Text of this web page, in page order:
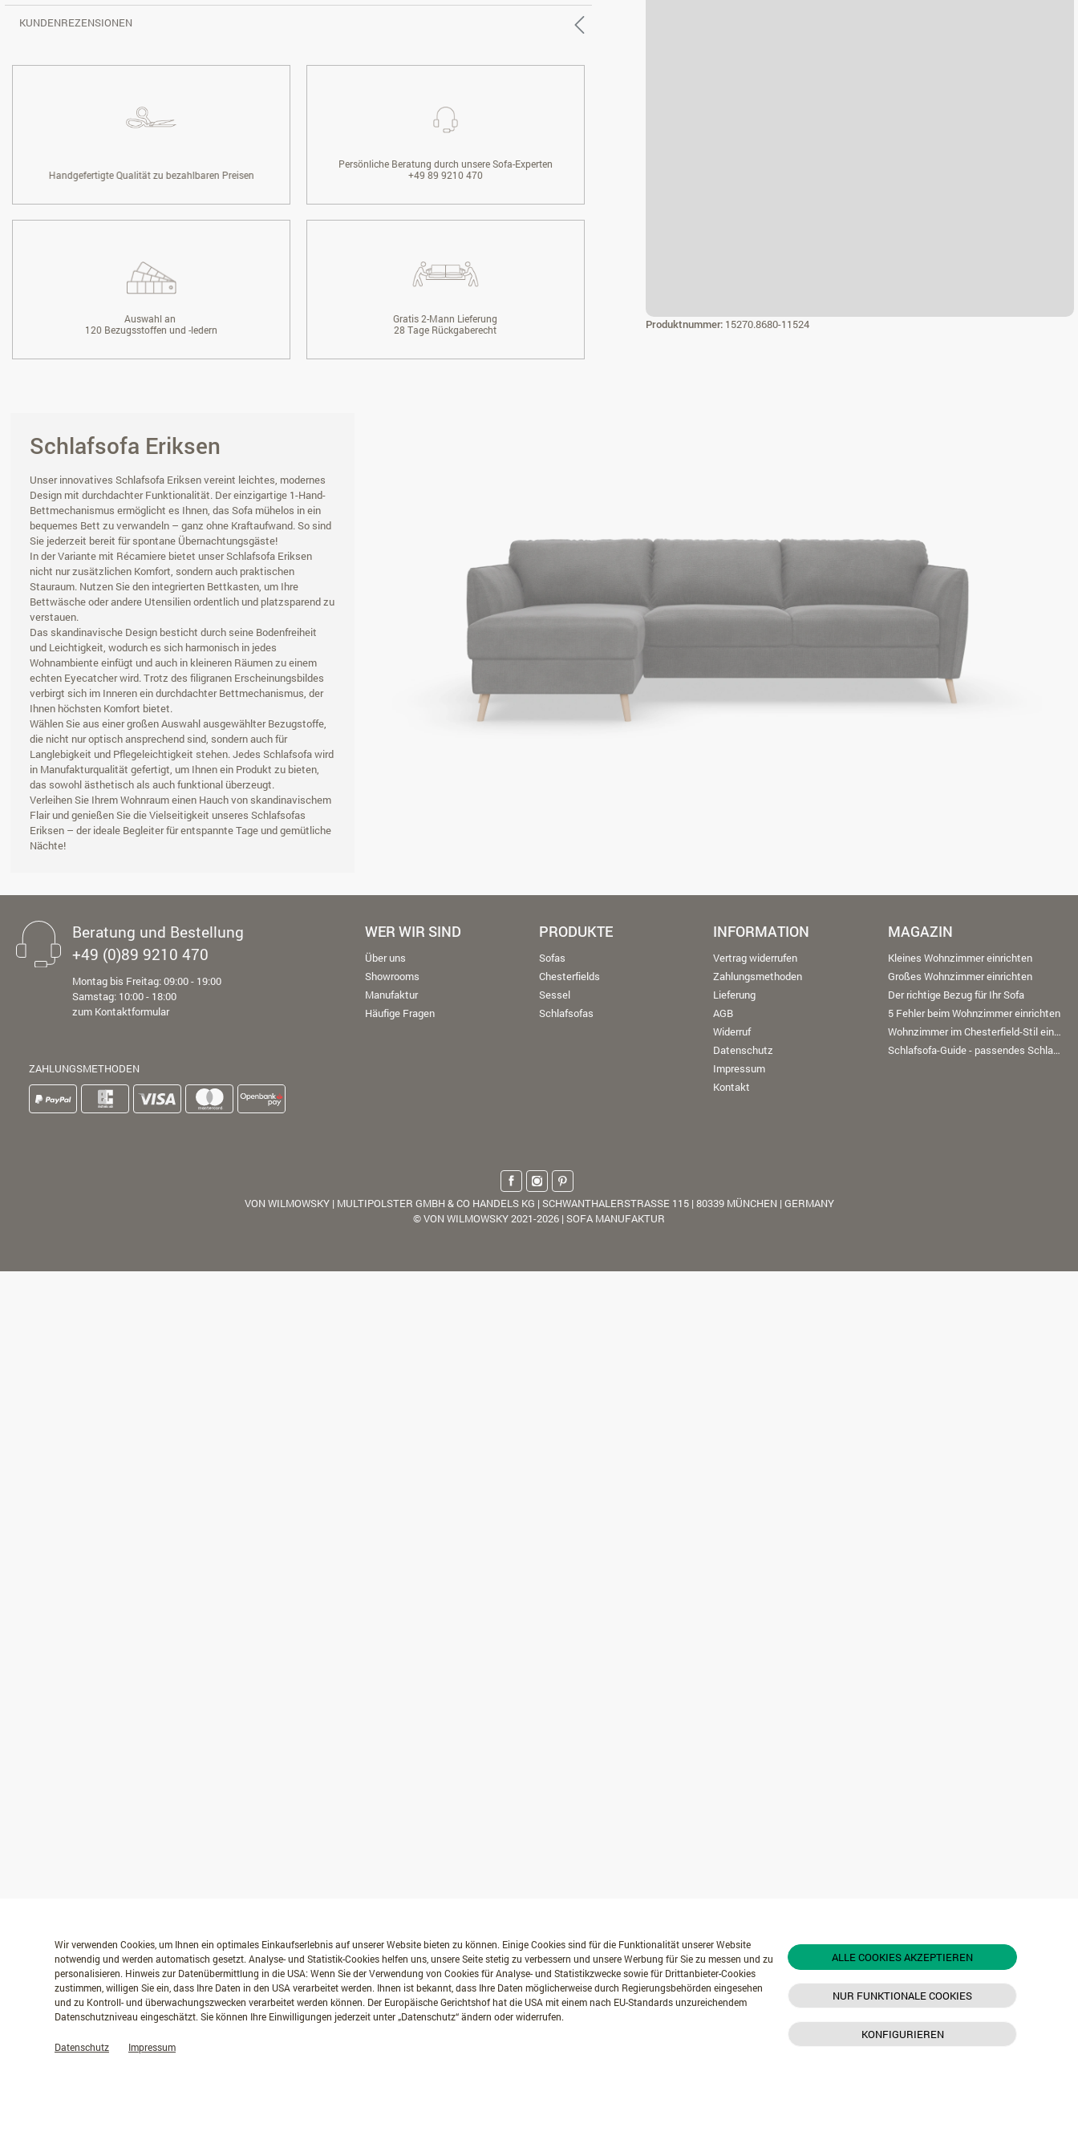
Produktnummer: 15270.8680-11524
KUNDENREZENSIONEN
Handgefertigte Qualität zu bezahlbaren Preisen
Persönliche Beratung durch unsere Sofa-Experten
+49 89 9210 470
Auswahl an
120 Bezugsstoffen und -ledern
Gratis 2-Mann Lieferung
28 Tage Rückgaberecht
Schlafsofa Eriksen
Unser innovatives Schlafsofa Eriksen vereint leichtes, modernes
Design mit durchdachter Funktionalität. Der einzigartige 1-Hand-
Bettmechanismus ermöglicht es Ihnen, das Sofa mühelos in ein
bequemes Bett zu verwandeln – ganz ohne Kraftaufwand. So sind
Sie jederzeit bereit für spontane Übernachtungsgäste!
In der Variante mit Récamiere bietet unser Schlafsofa Eriksen
nicht nur zusätzlichen Komfort, sondern auch praktischen
Stauraum. Nutzen Sie den integrierten Bettkasten, um Ihre
Bettwäsche oder andere Utensilien ordentlich und platzsparend zu
verstauen.
Das skandinavische Design besticht durch seine Bodenfreiheit
und Leichtigkeit, wodurch es sich harmonisch in jedes
Wohnambiente einfügt und auch in kleineren Räumen zu einem
echten Eyecatcher wird. Trotz des filigranen Erscheinungsbildes
verbirgt sich im Inneren ein durchdachter Bettmechanismus, der
Ihnen höchsten Komfort bietet.
Wählen Sie aus einer großen Auswahl ausgewählter Bezugstoffe,
die nicht nur optisch ansprechend sind, sondern auch für
Langlebigkeit und Pflegeleichtigkeit stehen. Jedes Schlafsofa wird
in Manufakturqualität gefertigt, um Ihnen ein Produkt zu bieten,
das sowohl ästhetisch als auch funktional überzeugt.
Verleihen Sie Ihrem Wohnraum einen Hauch von skandinavischem
Flair und genießen Sie die Vielseitigkeit unseres Schlafsofas
Eriksen – der ideale Begleiter für entspannte Tage und gemütliche
Nächte!
Beratung und Bestellung
+49 (0)89 9210 470
Montag bis Freitag: 09:00 - 19:00
Samstag: 10:00 - 18:00
zum Kontaktformular
ZAHLUNGSMETHODEN
WER WIR SIND
Über uns
Showrooms
Manufaktur
Häufige Fragen
PRODUKTE
Sofas
Chesterfields
Sessel
Schlafsofas
INFORMATION
Vertrag widerrufen
Zahlungsmethoden
Lieferung
AGB
Widerruf
Datenschutz
Impressum
Kontakt
MAGAZIN
Kleines Wohnzimmer einrichten
Großes Wohnzimmer einrichten
Der richtige Bezug für Ihr Sofa
5 Fehler beim Wohnzimmer einrichten
Wohnzimmer im Chesterfield-Stil einrichten
Schlafsofa-Guide - passendes Schlafsofa finden
VON WILMOWSKY | MULTIPOLSTER GMBH & CO HANDELS KG | SCHWANTHALERSTRASSE 115 | 80339 MÜNCHEN | GERMANY
© VON WILMOWSKY 2021-2026 | SOFA MANUFAKTUR
Wir verwenden Cookies, um Ihnen ein optimales Einkaufserlebnis auf unserer Website bieten zu können. Einige Cookies sind für die Funktionalität unserer Website
notwendig und werden automatisch gesetzt. Analyse- und Statistik-Cookies helfen uns, unsere Seite stetig zu verbessern und unsere Werbung für Sie zu messen und zu
personalisieren. Hinweis zur Datenübermittlung in die USA: Wenn Sie der Verwendung von Cookies für Analyse- und Statistikzwecke sowie für Drittanbieter-Cookies
zustimmen, willigen Sie ein, dass Ihre Daten in den USA verarbeitet werden. Ihnen ist bekannt, dass Ihre Daten möglicherweise durch Regierungsbehörden eingesehen
und zu Kontroll- und überwachungszwecken verarbeitet werden können. Der Europäische Gerichtshof hat die USA mit einem nach EU-Standards unzureichendem
Datenschutzniveau eingeschätzt. Sie können Ihre Einwilligungen jederzeit unter „Datenschutz“ ändern oder widerrufen.
Datenschutz Impressum
ALLE COOKIES AKZEPTIEREN
NUR FUNKTIONALE COOKIES
KONFIGURIEREN